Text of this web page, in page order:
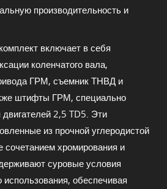
производительность и
включает в себя
коленчатого вала,
ГРМ, съемник ТНВД и
штифты ГРМ, специально
2,5 TD5. Эти
из прочной углеродистой
сочетанием хромирования и
суровые условия
обеспечивая